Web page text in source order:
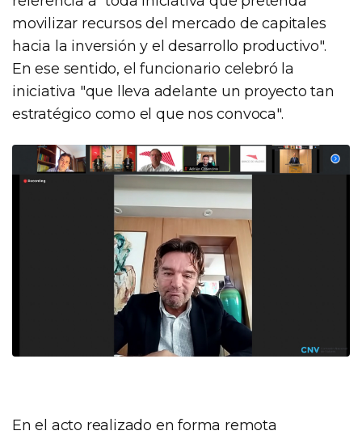
movilizar recursos del mercado de capitales
hacia la inversión y el desarrollo productivo".
En ese sentido, el funcionario celebró la
iniciativa "que lleva adelante un proyecto tan
estratégico como el que nos convoca".
En el acto realizado en forma remota